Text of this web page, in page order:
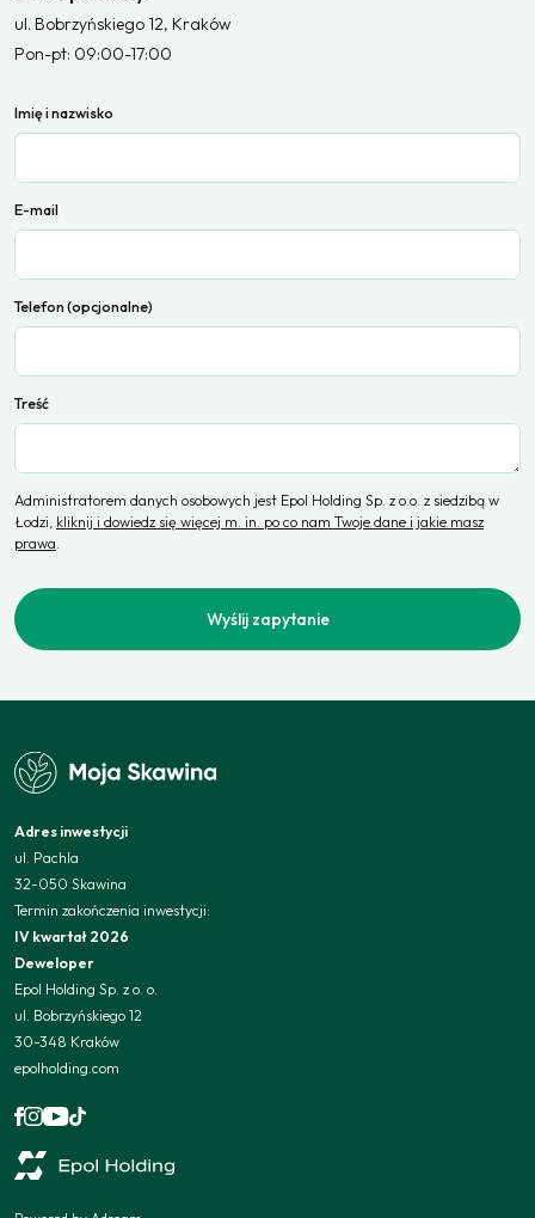
ul. Bobrzyńskiego 12, Kraków
Pon-pt: 09:00-17:00
Imię i nazwisko
E-mail
Telefon (opcjonalne)
Treść
Administratorem danych osobowych jest Epol Holding Sp. z o.o. z siedzibą w
Łodzi, kliknij i dowiedz się więcej m. in. po co nam Twoje dane i jakie masz
prawa.
Wyślij zapytanie
Adres inwestycji
ul. Pachla
32-050 Skawina
Termin zakończenia inwestycji:
IV kwartał 2026
Deweloper
Epol Holding Sp. z o. o.
ul. Bobrzyńskiego 12
30-348 Kraków
epolholding.com